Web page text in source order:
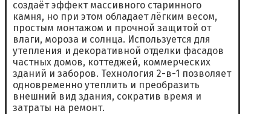
создаёт эффект массивного старинного
камня, но при этом обладает лёгким весом,
простым монтажом и прочной защитой от
влаги, мороза и солнца. Используется для
утепления и декоративной отделки фасадов
частных домов, коттеджей, коммерческих
зданий и заборов. Технология 2-в-1 позволяет
одновременно утеплить и преобразить
внешний вид здания, сократив время и
затраты на ремонт.